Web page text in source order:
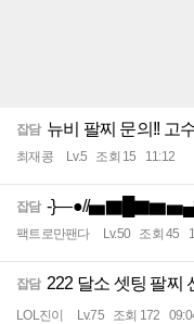
잡담 뉴비 팔찌 문의!! 고
최재콩 Lv.5 조회 15 11:12
잡담 -}—●//▅▇█▇▆▅▄▇
팩트로만팬다 Lv.50 조회 45
잡담 222 달소 셋팅 팔찌
LOL진이 Lv.75 조회 172